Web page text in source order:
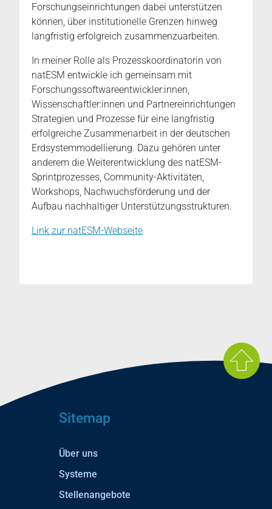
Forschungseinrichtungen dabei unterstützen
können, über institutionelle Grenzen hinweg
langfristig erfolgreich zusammenzuarbeiten.
In meiner Rolle als Prozesskoordinatorin von
natESM entwickle ich gemeinsam mit
Forschungssoftwareentwickler:innen,
Wissenschaftler:innen und Partnereinrichtungen
Strategien und Prozesse für eine langfristig
erfolgreiche Zusammenarbeit in der deutschen
Erdsystemmodellierung. Dazu gehören unter
anderem die Weiterentwicklung des natESM-
Sprintprozesses, Community-Aktivitäten,
Workshops, Nachwuchsförderung und der
Aufbau nachhaltiger Unterstützungsstrukturen.
Link zur natESM-Webseite
Sitemap
Über uns
Systeme
Stellenangebote